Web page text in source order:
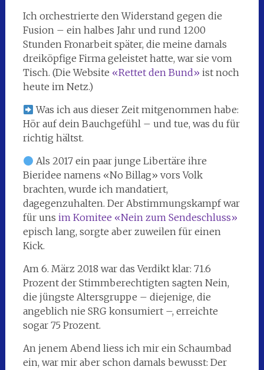
Ich orchestrierte den Widerstand gegen die
Fusion – ein halbes Jahr und rund 1200
Stunden Fronarbeit später, die meine damals
dreiköpfige Firma geleistet hatte, war sie vom
Tisch. (Die Website «Rettet den Bund» ist noch
heute im Netz.)
Was ich aus dieser Zeit mitgenommen habe:
Hör auf dein Bauchgefühl – und tue, was du für
richtig hältst.
Als 2017 ein paar junge Libertäre ihre
Bieridee namens «No Billag» vors Volk
brachten, wurde ich mandatiert,
dagegenzuhalten. Der Abstimmungskampf war
für uns im Komitee «Nein zum Sendeschluss»
episch lang, sorgte aber zuweilen für einen
Kick.
Am 6. März 2018 war das Verdikt klar: 71.6
Prozent der Stimmberechtigten sagten Nein,
die jüngste Altersgruppe – diejenige, die
angeblich nie SRG konsumiert –, erreichte
sogar 75 Prozent.
An jenem Abend liess ich mir ein Schaumbad
ein, war mir aber schon damals bewusst: Der